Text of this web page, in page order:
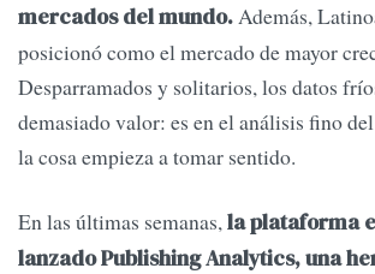
mercados del mundo.Además,
posicionó como el mercado de mayor
Desparramados y solitarios, los datos
demasiado valor: es en el análisis fino
la cosa empieza a tomar sentido.
En las últimas semanas,la plataforma
lanzado Publishing Analytics, una